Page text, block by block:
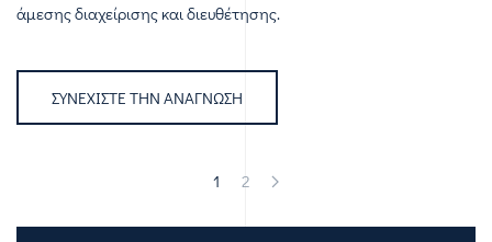
άμεσης διαχείρισης και διευθέτησης.
ΣΥΝΕΧΊΣΤΕ ΤΗΝ ΑΝΆΓΝΩΣΗ
1 2